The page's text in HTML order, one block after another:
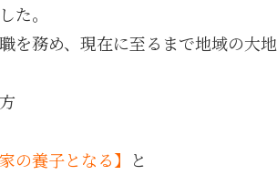
た。
を務め、現在に至るまで地域の大地
の養子となる】 と